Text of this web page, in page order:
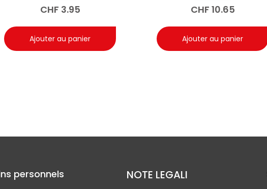
CHF 3.95
Ajouter au panier
CHF 10.65
Ajouter au panier
personnels
NOTE LEGALI